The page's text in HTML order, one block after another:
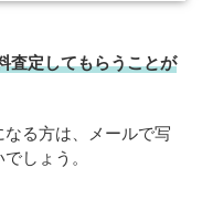
査定してもらうことが
る方は、メールで写
しょう。